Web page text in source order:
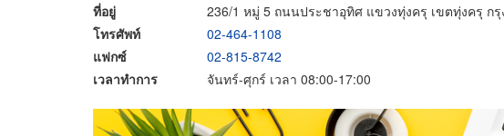
ที่อยู่
236/1 หมู่ 5 ถนนประชาอุทิศ แขวงทุ่งครุ เขตทุ่งครุ ก
โทรศัพท์
02-464-1108
แฟกซ์
02-815-8742
เวลาทำการ
จันทร์-ศุกร์ เวลา 08:00-17:00